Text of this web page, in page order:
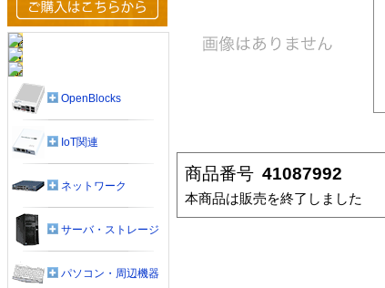
商品番号 41087992
本商品は販売を終了しました
OpenBlocks
IoT関連
ネットワーク
サーバ・ストレージ
パソコン・周辺機器